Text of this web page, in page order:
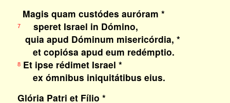
Magis quam custódes auróram *
7speret Israel in Dómino,
quia apud Dóminum misericórdia, *
et copiósa apud eum redémptio.
8Et ipse rédimet Israel *
ex ómnibus iniquitátibus eius.
Glória Patri et Fílio *